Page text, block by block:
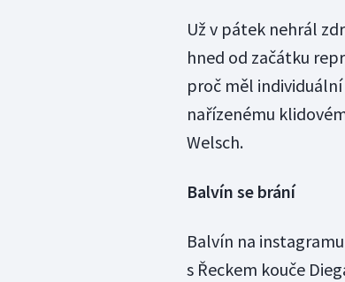
Už v pátek nehrál
hned od začátku
proč měl
nařízenému
Welsch.
Balvín se brání
Balvín na
s Řeckem kouče